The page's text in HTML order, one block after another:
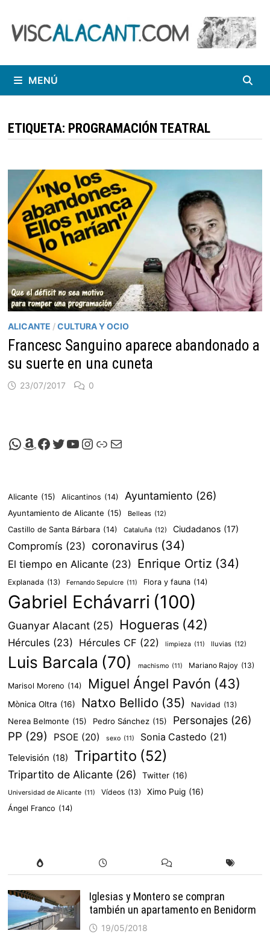
contenido
MENÚ
ETIQUETA: PROGRAMACIÓN TEATRAL
ALICANTE /CULTURA Y OCIO
Francesc Sanguino aparece abandonado a
su suerte en una cuneta
23/07/2017 0
Canal de Whatsapp de Viscalacant
Comprar en Amazon
Facebook de Viscalacant
Twitter de Viscalacant
Canal de Youtube de Viscalacant
Instagram de Viscalacant
Viscalacant en Polkaverse
Correo electrónico
Alicante (15) Alicantinos (14) Ayuntamiento (26)
Ayuntamiento de Alicante (15) Belleas (12)
Castillo de Santa Bárbara (14) Cataluña (12) Ciudadanos (17)
Compromís (23) coronavirus (34)
El tiempo en Alicante (23) Enrique Ortiz (34)
Explanada (13) Fernando Sepulcre (11) Flora y fauna (14)
Gabriel Echávarri (100)
Guanyar Alacant (25) Hogueras (42)
Hércules (23) Hércules CF (22) limpieza (11) lluvias (12)
Luis Barcala (70) machismo (11) Mariano Rajoy (13)
Marisol Moreno (14) Miguel Ángel Pavón (43)
Mònica Oltra (16) Natxo Bellido (35) Navidad (13)
Nerea Belmonte (15) Pedro Sánchez (15) Personajes (26)
PP (29) PSOE (20) sexo (11) Sonia Castedo (21)
Televisión (18) Tripartito (52)
Tripartito de Alicante (26) Twitter (16)
Universidad de Alicante (11) Vídeos (13) Ximo Puig (16)
Ángel Franco (14)
Iglesias y Montero se compran
también un apartamento en Benidorm
19/05/2018